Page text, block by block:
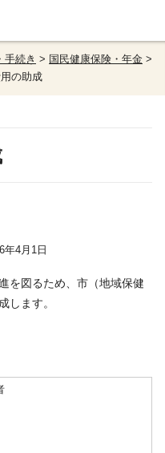
手続き > 国民健康保険・年金 >
の助成
4月1日
を図るため、市（地域保健
します。